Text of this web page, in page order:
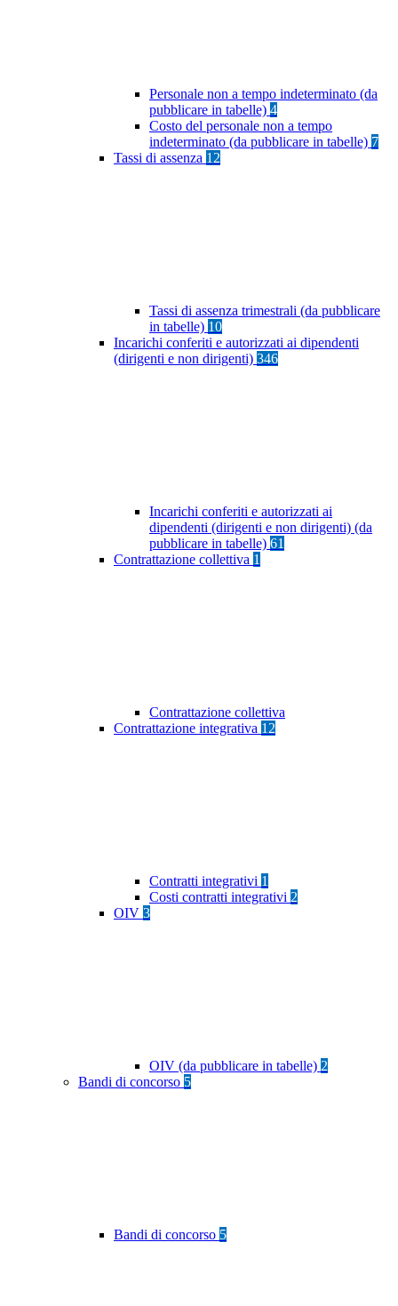
Personale non a tempo indeterminato (da
pubblicare in tabelle) 4
Costo del personale non a tempo
indeterminato (da pubblicare in tabelle) 7
Tassi di assenza 12
Tassi di assenza trimestrali (da pubblicare
in tabelle) 10
Incarichi conferiti e autorizzati ai dipendenti
(dirigenti e non dirigenti) 346
Incarichi conferiti e autorizzati ai
dipendenti (dirigenti e non dirigenti) (da
pubblicare in tabelle) 61
Contrattazione collettiva 1
Contrattazione collettiva
Contrattazione integrativa 12
Contratti integrativi 1
Costi contratti integrativi 2
OIV 3
OIV (da pubblicare in tabelle) 2
Bandi di concorso 5
Bandi di concorso 5